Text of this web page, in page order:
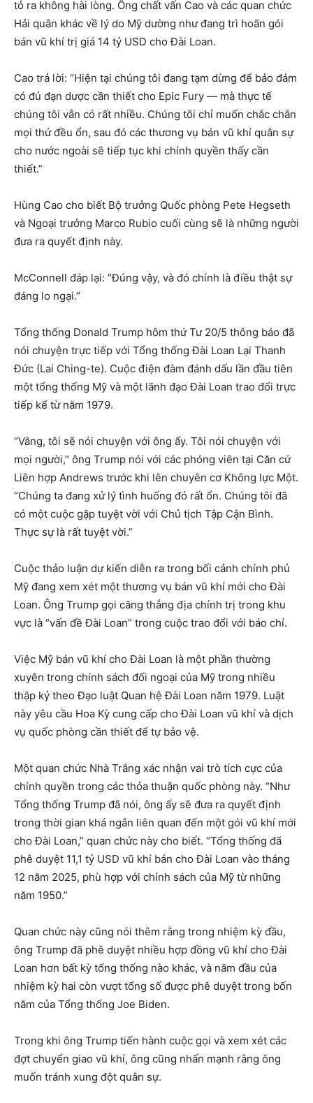
tỏ ra không hài lòng. Ông chất vấn Cao và các quan chức
Hải quân khác về lý do Mỹ dường như đang trì hoãn gói
bán vũ khí trị giá 14 tỷ USD cho Đài Loan.
Cao trả lời: “Hiện tại chúng tôi đang tạm dừng để bảo đảm
có đủ đạn dược cần thiết cho Epic Fury — mà thực tế
chúng tôi vẫn có rất nhiều. Chúng tôi chỉ muốn chắc chắn
mọi thứ đều ổn, sau đó các thương vụ bán vũ khí quân sự
cho nước ngoài sẽ tiếp tục khi chính quyền thấy cần
thiết.”
Hùng Cao cho biết Bộ trưởng Quốc phòng Pete Hegseth
và Ngoại trưởng Marco Rubio cuối cùng sẽ là những người
đưa ra quyết định này.
McConnell đáp lại: “Đúng vậy, và đó chính là điều thật sự
đáng lo ngại.”
Tổng thống Donald Trump hôm thứ Tư 20/5 thông báo đã
nói chuyện trực tiếp với Tổng thống Đài Loan Lại Thanh
Đức (Lai Ching-te). Cuộc điện đàm đánh dấu lần đầu tiên
một tổng thống Mỹ và một lãnh đạo Đài Loan trao đổi trực
tiếp kể từ năm 1979.
“Vâng, tôi sẽ nói chuyện với ông ấy. Tôi nói chuyện với
mọi người,” ông Trump nói với các phóng viên tại Căn cứ
Liên hợp Andrews trước khi lên chuyên cơ Không lực Một.
“Chúng ta đang xử lý tình huống đó rất ổn. Chúng tôi đã
có một cuộc gặp tuyệt vời với Chủ tịch Tập Cận Bình.
Thực sự là rất tuyệt vời.”
Cuộc thảo luận dự kiến diễn ra trong bối cảnh chính phủ
Mỹ đang xem xét một thương vụ bán vũ khí mới cho Đài
Loan. Ông Trump gọi căng thẳng địa chính trị trong khu
vực là “vấn đề Đài Loan” trong cuộc trao đổi với báo chí.
Việc Mỹ bán vũ khí cho Đài Loan là một phần thường
xuyên trong chính sách đối ngoại của Mỹ trong nhiều
thập kỷ theo Đạo luật Quan hệ Đài Loan năm 1979. Luật
này yêu cầu Hoa Kỳ cung cấp cho Đài Loan vũ khí và dịch
vụ quốc phòng cần thiết để tự bảo vệ.
Một quan chức Nhà Trắng xác nhận vai trò tích cực của
chính quyền trong các thỏa thuận quốc phòng này. “Như
Tổng thống Trump đã nói, ông ấy sẽ đưa ra quyết định
trong thời gian khá ngắn liên quan đến một gói vũ khí mới
cho Đài Loan,” quan chức này cho biết. “Tổng thống đã
phê duyệt 11,1 tỷ USD vũ khí bán cho Đài Loan vào tháng
12 năm 2025, phù hợp với chính sách của Mỹ từ những
năm 1950.”
Quan chức này cũng nói thêm rằng trong nhiệm kỳ đầu,
ông Trump đã phê duyệt nhiều hợp đồng vũ khí cho Đài
Loan hơn bất kỳ tổng thống nào khác, và năm đầu của
nhiệm kỳ hai còn vượt tổng số được phê duyệt trong bốn
năm của Tổng thống Joe Biden.
Trong khi ông Trump tiến hành cuộc gọi và xem xét các
đợt chuyển giao vũ khí, ông cũng nhấn mạnh rằng ông
muốn tránh xung đột quân sự.